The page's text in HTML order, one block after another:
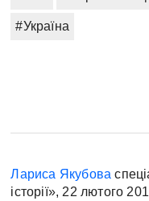
#Україна
Лариса Якубова
історії», 22 лютого